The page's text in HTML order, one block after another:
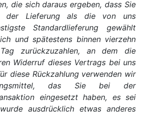
die sich daraus ergeben, dass Sie
der Lieferung als die von uns
Standardlieferung gewählt
und spätestens binnen vierzehn
zurückzuzahlen, an dem die
Widerruf dieses Vertrags bei uns
diese Rückzahlung verwenden wir
das Sie bei der
eingesetzt haben, es sei
ausdrücklich etwas anderes